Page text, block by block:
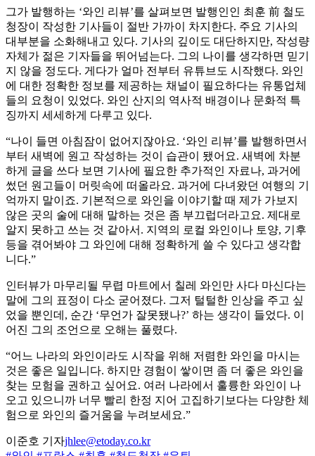
그가 발행하는 ‘와인 리뷰’를 살펴보면 발행인인 최훈 前 철도
청장이 작성한 기사들이 절반 가까이 차지한다. 주요 기사의
대부분을 소화해내고 있다. 기사의 깊이도 대단하지만, 작성량
자체가 젊은 기자들을 뛰어넘는다. 그의 나이를 생각하면 믿기
지 않을 정도다. 게다가 얼마 전부터 유튜브도 시작했다. 와인
에 대한 정확한 정보를 제공하는 채널이 필요하다는 유통업체
들의 요청이 있었다. 와인 산지의 역사적 배경이나 문화적 특
징까지 세세하게 다루고 있다.
“나이 들면 아침잠이 없어지잖아요. ‘와인 리뷰’를 발행하면서
부터 새벽에 원고 작성하는 것이 습관이 됐어요. 새벽에 차분
하게 글을 쓰다 보면 기사에 필요한 추가적인 자료나, 과거에
썼던 원고들이 머릿속에 떠올라요. 과거에 다녀왔던 여행의 기
억까지 말이죠. 기본적으로 와인을 이야기할 때 제가 가보지
않은 곳의 술에 대해 말하는 것은 좀 부끄럽더라고요. 제대로
알지 못하고 쓰는 것 같아서. 지역의 로컬 와인이나 토양, 기후
등을 겪어봐야 그 와인에 대해 정확하게 쓸 수 있다고 생각합
니다.”
인터뷰가 마무리될 무렵 마트에서 칠레 와인만 사다 마신다는
말에 그의 표정이 다소 굳어졌다. 그저 털털한 인상을 주고 싶
었을 뿐인데, 순간 ‘무언가 잘못됐나?’ 하는 생각이 들었다. 이
어진 그의 조언으로 오해는 풀렸다.
“어느 나라의 와인이라도 시작을 위해 저렴한 와인을 마시는
것은 좋은 일입니다. 하지만 경험이 쌓이면 좀 더 좋은 와인을
찾는 모험을 권하고 싶어요. 여러 나라에서 훌륭한 와인이 나
오고 있으니까 너무 빨리 한정 지어 고집하기보다는 다양한 체
험으로 와인의 즐거움을 누려보세요.”
이준호 기자jhlee@etoday.co.kr